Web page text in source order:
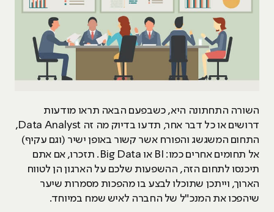
השורה התחתונה היא, כשבפעם הבאה תראו מודעות
דרושים או כל דבר אחר, תדעו בדיוק מה זה Data Analyst,
התחום המשגשג והפורח אשר קשור באופן ישיר (וגם עקיף)
אל תחומים אחרים כמו: BI או Big Data. תזכרו, אם אתם
תיכנסו לתחום הזה, ההשפעות שלכם על הארגון הן לטווח
הארוך, וייתכן שתוכלו לבצע בו מהפכות מסמרות שיער
שיהפכו את המנכ"ל של החברה לאיש שמח במיוחד.